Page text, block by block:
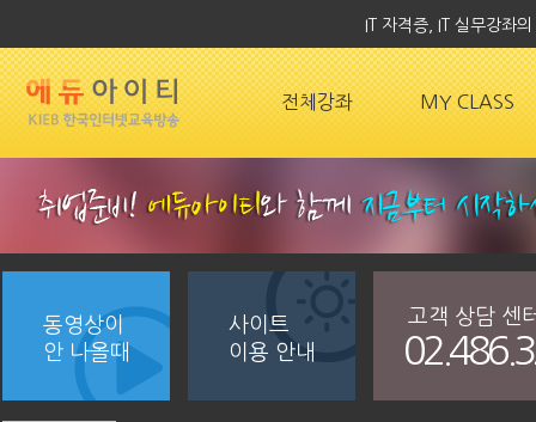
IT 자격증, IT 실무강좌
전체강좌 MY CLASS
동영상이
안 나올때
사이트
이용 안내
고객 상담 센